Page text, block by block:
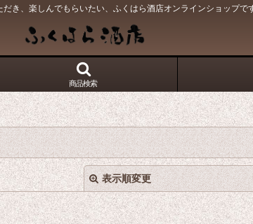
き、楽しんでもらいたい、ふくはら酒店オンラインショップで
商品検索
表示順変更